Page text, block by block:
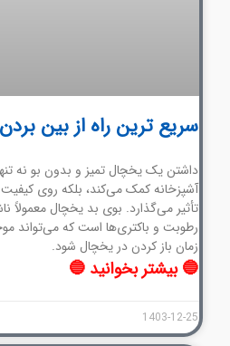
سریع ترین راه از بین
داشتن یک یخچال تمیز و بدون بو نه
آشپزخانه کمک می‌کند، بلکه روی
تأثیر می‌گذارد. بوی بد یخچال معمولاً
رطوبت و باکتری‌ها است که می‌تواند
زمان باز کردن در یخچال شود.
🔵 بیشتر بخوانید 🔵
1403-12-25